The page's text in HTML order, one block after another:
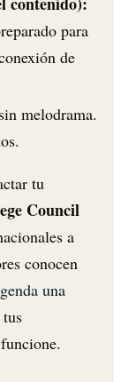
para
de
melodrama.
tu
Council
a
conocen
una